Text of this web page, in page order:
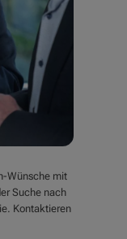
Wünsche mit
Suche nach
Kontaktieren